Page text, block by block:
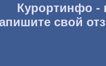
Курортинфо -
свой